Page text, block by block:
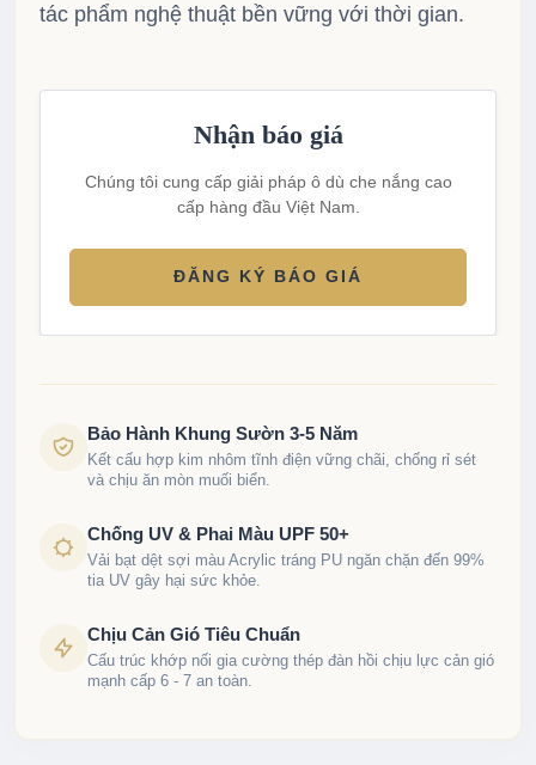
tác phẩm nghệ thuật bền vững với thời gian.
Nhận báo giá
Chúng tôi cung cấp giải pháp ô dù che nắng cao
cấp hàng đầu Việt Nam.
ĐĂNG KÝ BÁO GIÁ
Bảo Hành Khung Sườn 3-5 Năm
Kết cấu hợp kim nhôm tĩnh điện vững chãi, chống rỉ sét
và chịu ăn mòn muối biển.
Chống UV & Phai Màu UPF 50+
Vải bạt dệt sợi màu Acrylic tráng PU ngăn chặn đến 99%
tia UV gây hại sức khỏe.
Chịu Cản Gió Tiêu Chuẩn
Cấu trúc khớp nối gia cường thép đàn hồi chịu lực cản gió
mạnh cấp 6 - 7 an toàn.